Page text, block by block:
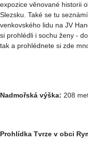
expozice věnované historii
Slezsku. Také se tu
venkovského lidu na JV
si prohlédli i sochu ženy -
tak a prohlédnete si zde
Nadmořská výška: 208
Prohlídka Tvrze v obci